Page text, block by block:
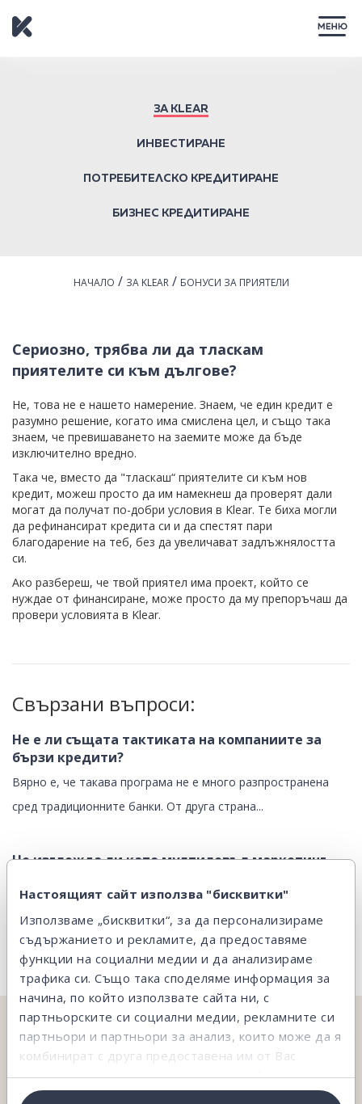
Настоящият сайт използва "бисквитки"
Използваме „бисквитки“, за да персонализираме
съдържанието и рекламите, да предоставяме
функции на социални медии и да анализираме
трафика си. Също така споделяме информация за
начина, по който използвате сайта ни, с
партньорските си социални медии, рекламните си
партньори и партньори за анализ, които може да я
комбинират с друга предоставена им от Вас
информация или с такава, която са събрали от
ползването от Ваша страна на услугите им.
ЗА KLEAR
ИНВЕСТИРАНЕ
ПОТРЕБИТЕЛСКО КРЕДИТИРАНЕ
БИЗНЕС КРЕДИТИРАНЕ
НАЧАЛО / ЗА KLEAR/ БОНУСИ ЗА ПРИЯТЕЛИ
Сериозно, трябва ли да тласкам
приятелите си към дългове?
Не, това не е нашето намерение. Знаем, че един кредит е
разумно решение, когато има смислена цел, и също така
знаем, че превишаването на заемите може да бъде
изключително вредно.
Така че, вместо да "тласкаш“ приятелите си към нов
кредит, можеш просто да им намекнеш да проверят дали
могат да получат по-добри условия в Klear. Те биха могли
да рефинансират кредита си и да спестят пари
благодарение на теб, без да увеличават задлъжнялостта
си.
Ако разбереш, че твой приятел има проект, който се
нуждае от финансиране, може просто да му препоръчаш да
провери условията в Klear.
Свързани въпроси:
Не е ли същата тактиката на компаниите за
бързи кредити?
Вярно е, че такава програма не е много разпространена
сред традиционните банки. От друга страна...
Не изглежда ли като мултилевъл маркетинг
Тази програма е далеч от мултилевъл маркетинг схемите.
Има само едно ниво и то е...
НЕ ОТКРИВАШ ТОВА, КОЕТО ТЪРСИШ?